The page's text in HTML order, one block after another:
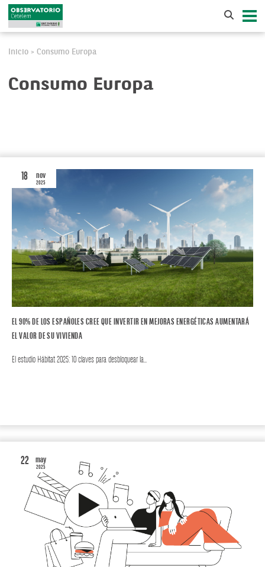
Inicio > Consumo Europa
Consumo Europa
18 nov
2025
EL 90% DE LOS ESPAÑOLES CREE QUE INVERTIR EN MEJORAS ENERGÉTICAS AUMENTARÁ
EL VALOR DE SU VIVIENDA
El estudio Hábitat 2025: 10 claves para desbloquear la…
22 may
2025